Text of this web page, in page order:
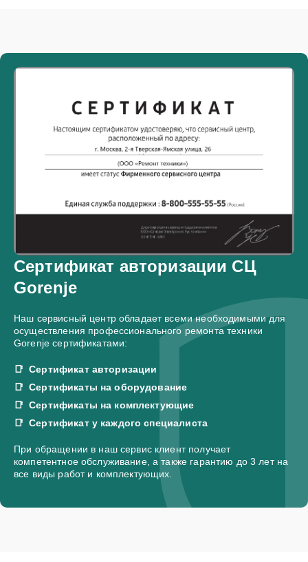
Сертификат авторизации СЦ
Gorenje
Наш сервисный центр обладает всеми необходимыми для
осуществления профессионального ремонта техники
Gorenje сертификатами:
Сертификат авторизации
Сертификаты на оборудование
Сертификаты на комплектующие
Сертификат у каждого специалиста
При обращении в наш сервис клиент получает
компетентное обслуживание, а также гарантию до 3 лет на
все виды работ и комплектующих.